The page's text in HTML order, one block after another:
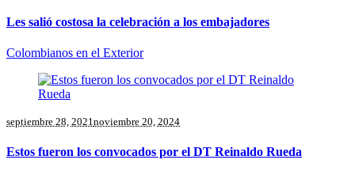
Les salió costosa la celebración a los embajadores
Colombianos en el Exterior
septiembre 28, 2021noviembre 20, 2024
Estos fueron los convocados por el DT Reinaldo Rueda